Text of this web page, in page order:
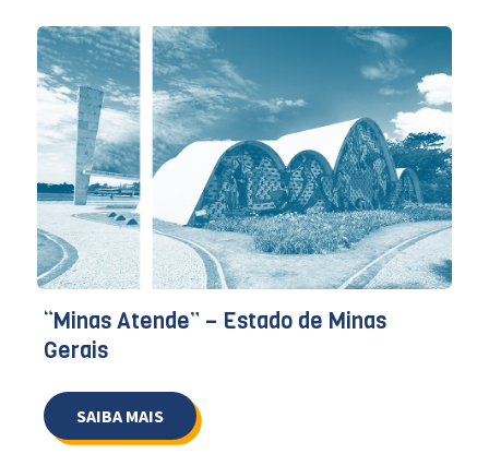
“Minas Atende” – Estado de Minas
Gerais
SAIBA MAIS